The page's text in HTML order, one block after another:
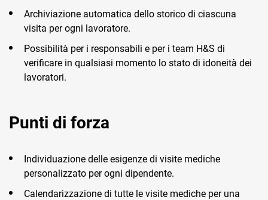
Archiviazione automatica dello storico di ciascuna
visita per ogni lavoratore.
Possibilità per i responsabili e per i team H&S di
verificare in qualsiasi momento lo stato di idoneità dei
lavoratori.
Punti di forza
Individuazione delle esigenze di visite mediche
personalizzato per ogni dipendente.
Calendarizzazione di tutte le visite mediche per una